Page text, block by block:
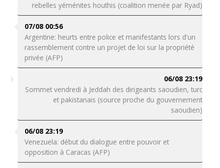
rebelles yéménites houthis (coalition menée par Ryad)
07/08 00:56
Argentine: heurts entre police et manifestants lors d'un
rassemblement contre un projet de loi sur la propriété
privée (AFP)
06/08 23:19
Sommet vendredi à Jeddah des dirigeants saoudien, turc
et pakistanais (source proche du gouvernement
saoudien)
06/08 23:19
Venezuela: début du dialogue entre pouvoir et
opposition à Caracas (AFP)